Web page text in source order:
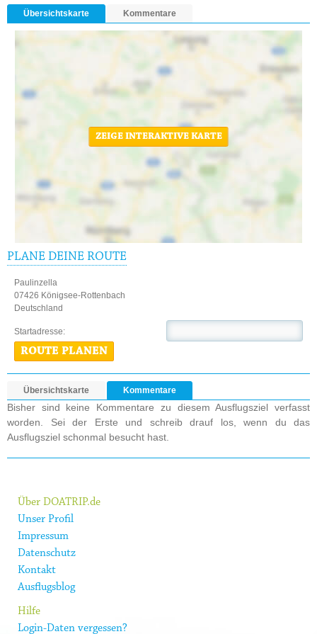
Übersichtskarte Kommentare
ZEIGE INTERAKTIVE KARTE
PLANE DEINE ROUTE
Paulinzella
07426 Königsee-Rottenbach
Deutschland
Startadresse:
ROUTE PLANEN
Übersichtskarte Kommentare
Bisher sind keine Kommentare zu diesem Ausflugsziel verfasst
worden. Sei der Erste und schreib drauf los, wenn du das
Ausflugsziel schonmal besucht hast.
Über DOATRIP.de
Unser Profil
Impressum
Datenschutz
Kontakt
Ausflugsblog
Hilfe
Login-Daten vergessen?